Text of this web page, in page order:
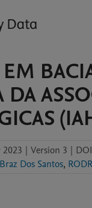
EM
DA
| Version 3 |
Dos Santos,